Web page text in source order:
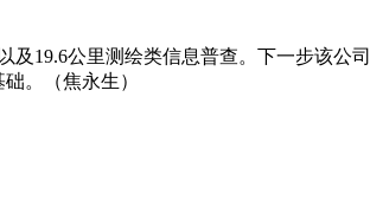
公里测绘类信息普查。下一步该公
。（焦永生）